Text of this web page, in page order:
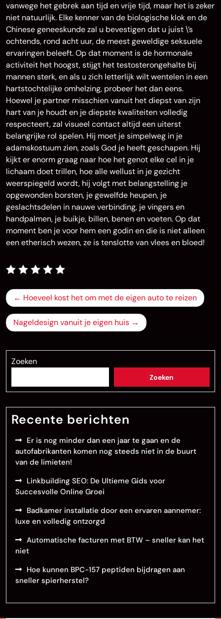
vanwege het gebrek aan tijd en vrije tijd, maar het is zeker
niet natuurlijk. Elke kenner van de biologische klok en de
Chinese geneeskunde zal u bevestigen dat u juist \’s
ochtends, rond acht uur, de meest geweldige seksuele
ervaringen beleeft. Op dat moment is de hormonale
activiteit het hoogst, stijgt het testosterongehalte bij
mannen sterk, en als u zich letterlijk wilt wentelen in een
hartstochtelijke omhelzing, probeer het dan eens.
Hoewel je partner misschien vanuit het diepst van zijn
hart van je houdt en je diepste kwaliteiten volledig
respecteert, zal visueel contact altijd een uiterst
belangrijke rol spelen. Hij moet je simpelweg in je
adamskostuum zien, zoals God je heeft geschapen. Hij
kijkt er enorm graag naar hoe het genot elke cel in je
lichaam doet trillen, hoe alle wellust in je gezicht
weerspiegeld wordt, hij volgt met belangstelling je
opgewonden borsten, je gewelfde heupen, je
geslachtsdelen in nauwe verbinding, je vingers en
handpalmen, je buikje, billen, benen en voeten. Op dat
moment ben je voor hem een godin en die is niet alleen
een etherisch wezen, ze is tenslotte van vlees en bloed!
Bericht
navigatie
Hoeveel kost het om met de eigen auto te reizen
Nageldesign vanuit je eigen huis
Zoeken
Zoeken
Recente berichten
Er is nog minder dan een jaar te gaan en de
autofabrikanten komen nog steeds niet in de buurt
van de limieten!
Linkbuilding SEO: De Ultieme Gids voor
Succesvolle Online Groei
Badkamer installatie door een ervaren aannemer:
luxe en volledig ontzorgd
Automatische facturen met BTW – sneller kan het
niet
Hoe kunnen BPC-157 peptiden bijdragen aan
sneller spierherstel?